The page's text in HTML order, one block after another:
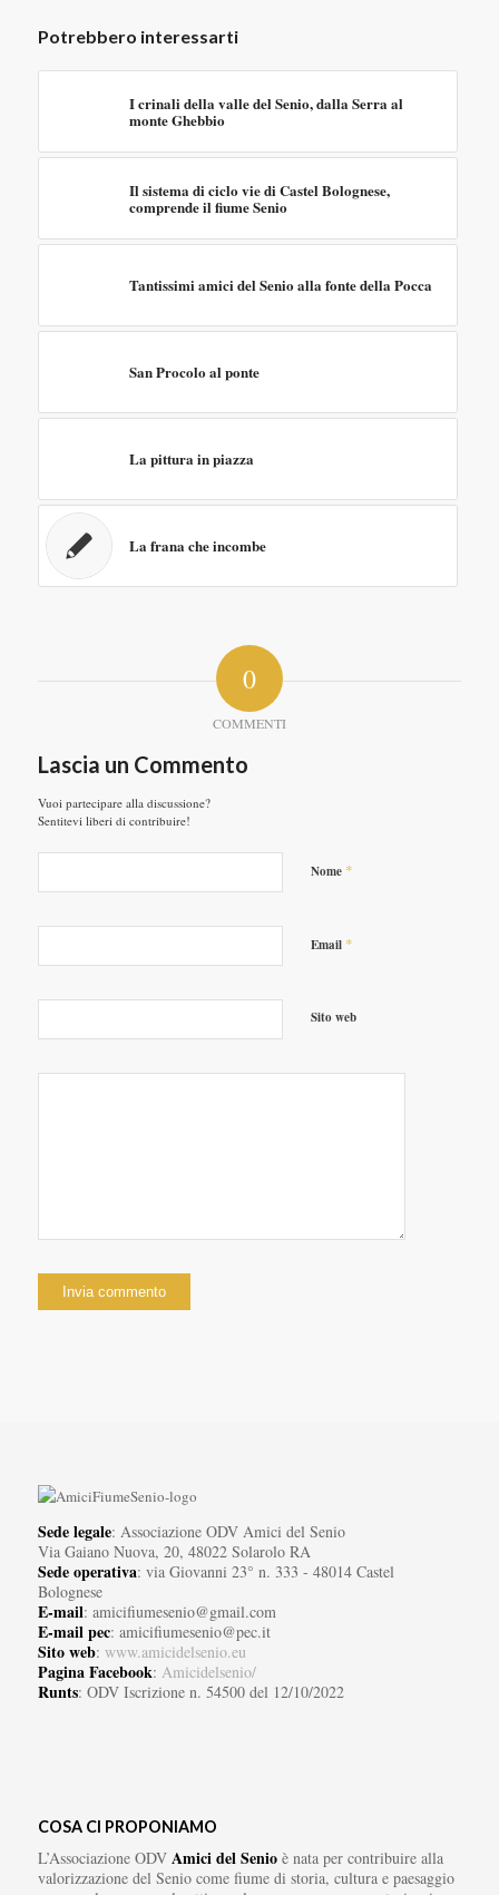
Potrebbero interessarti
I crinali della valle del Senio, dalla Serra al
monte Ghebbio
Il sistema di ciclo vie di Castel Bolognese,
comprende il fiume Senio
Tantissimi amici del Senio alla fonte della Pocca
San Procolo al ponte
La pittura in piazza
La frana che incombe
0
COMMENTI
Lascia un Commento
Vuoi partecipare alla discussione?
Sentitevi liberi di contribuire!
Nome *
Email *
Sito web
Sede legale: Associazione ODV Amici del Senio
Via Gaiano Nuova, 20, 48022 Solarolo RA
Sede operativa: via Giovanni 23° n. 333 - 48014 Castel
Bolognese
E-mail: amicifiumesenio@gmail.com
E-mail pec: amicifiumesenio@pec.it
Sito web: www.amicidelsenio.eu
Pagina Facebook: Amicidelsenio/
Runts: ODV Iscrizione n. 54500 del 12/10/2022
COSA CI PROPONIAMO
L’Associazione ODV Amici del Senioè nata per contribuire alla
valorizzazione del Senio come fiume di storia, cultura e paesaggio